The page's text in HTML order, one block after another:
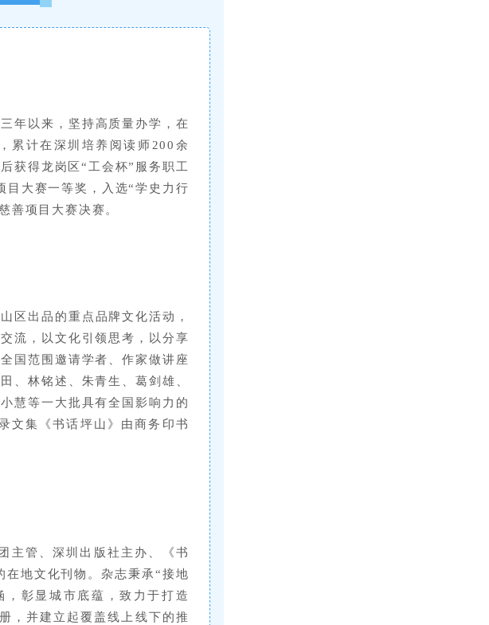
年以来，坚持高质量办学，在
累计在深圳培养阅读师200余
获得龙岗区“工会杯”服务职工
目大赛一等奖，入选“学史力行
善项目大赛决赛。
区出品的重点品牌文化活动，
流，以文化引领思考，以分享
国范围邀请学者、作家做讲座
、林铭述、朱青生、葛剑雄、
慧等一大批具有全国影响力的
文集《书话坪山》由商务印书
主管、深圳出版社主办、《书
在地文化刊物。杂志秉承“接地
彰显城市底蕴，致力于打造
，并建立起覆盖线上线下的推